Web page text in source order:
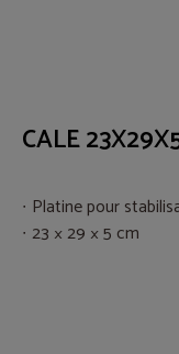
CALE
Platine pour
23 × 29 × 5 cm